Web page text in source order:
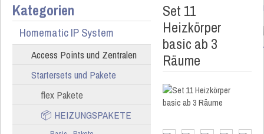
Kategorien
Homematic IP System
Access Points und Zentralen
Startersets und Pakete
flex Pakete
📦 HEIZUNGSPAKETE
Set 11
Heizkörper
basic ab 3
Räume